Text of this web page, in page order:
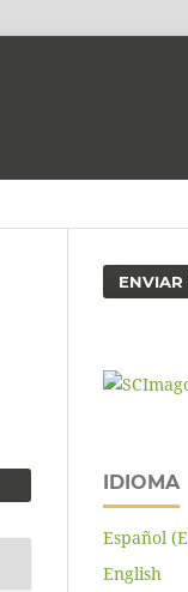
ENVIAR
IDIOMA
Español
English